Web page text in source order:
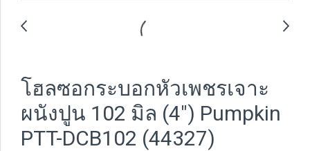
โฮลซอกระบอกหัวเพชรเจาะ
ผนังปูน 102 มิล (4") Pumpkin
PTT-DCB102 (44327)